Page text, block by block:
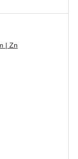
| Zn